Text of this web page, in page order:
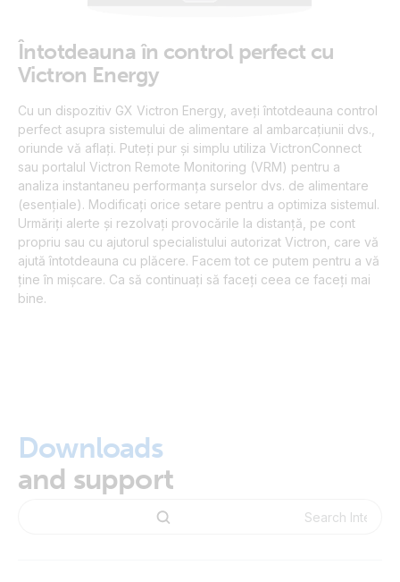
Întotdeauna în control perfect cu
Victron Energy
Cu un dispozitiv GX Victron Energy, aveți întotdeauna control
perfect asupra sistemului de alimentare al ambarcațiunii dvs.,
oriunde vă aflați. Puteți pur și simplu utiliza VictronConnect
sau portalul Victron Remote Monitoring (VRM) pentru a
analiza instantaneu performanța surselor dvs. de alimentare
(esențiale). Modificați orice setare pentru a optimiza sistemul.
Urmăriți alerte și rezolvați provocările la distanță, pe cont
propriu sau cu ajutorul specialistului autorizat Victron, care vă
ajută întotdeauna cu plăcere. Facem tot ce putem pentru a vă
ține în mișcare. Ca să continuați să faceți ceea ce faceți mai
bine.
Downloads
and support